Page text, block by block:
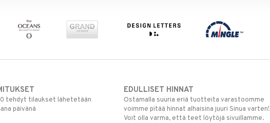
tehdyt tilaukset lähetetään
päivänä
EDULLISET HINNAT
Ostamalla suuria eriä tuotteita varastoomme
voimme pitää hinnat alhaisina juuri Sinua varten!
Voit olla varma, että teet löytöjä sivuillamme.